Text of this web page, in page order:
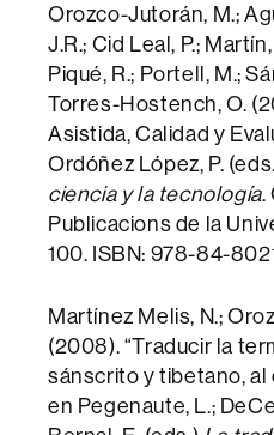
Orozco-Jutorán, M.;
J.R.; Cid Leal, P.;
Piqué, R.; Portell, M.;
Torres-Hostench, O.
Asistida, Calidad y
Ordóñez López, P.
ciencia y la tecnología.
Publicacions de la
100. ISBN: 978-84-
Martínez Melis, N.;
(2008). “Traducir la
sánscrito y tibetano, al
en Pegenaute, L.;